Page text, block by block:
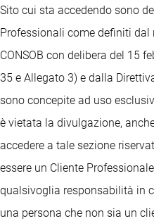
Sito cui sta accedendo sono
Professionali come definiti
CONSOB con delibera del 15
35 e Allegato 3) e dalla
sono concepite ad uso
è vietata la divulgazione,
accedere a tale sezione
essere un Cliente
qualsivoglia responsabilità in
una persona che non sia un